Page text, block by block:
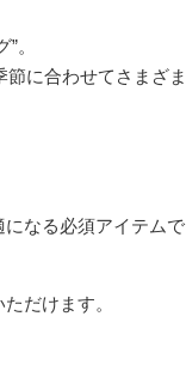
。
に合わせてさまざま
なる必須アイテムで
だけます。